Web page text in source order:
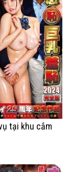
tại khu cắm